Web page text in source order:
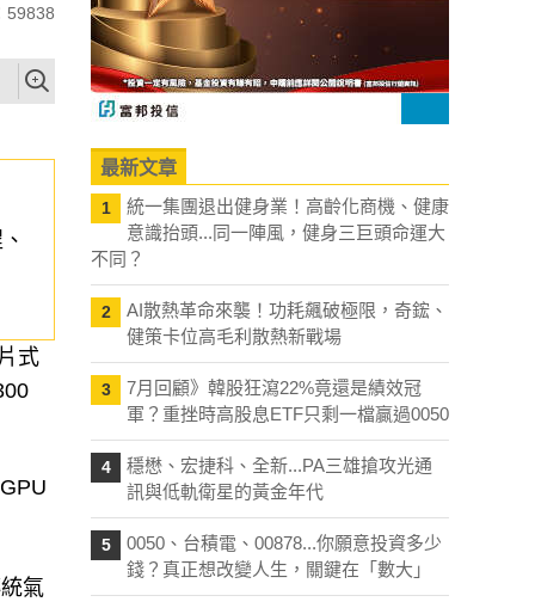
59838
式
氣
最新文章
1
統一集團退出健身業！高齡化商機、健康
意識抬頭...同一陣風，健身三巨頭命運大
不同？
2
AI散熱革命來襲！功耗飆破極限，奇鋐、
健策卡位高毛利散熱新戰場
3
7月回顧》韓股狂瀉22%竟還是績效冠
軍？重挫時高股息ETF只剩一檔贏過0050
4
穩懋、宏捷科、全新...PA三雄搶攻光通
訊與低軌衛星的黃金年代
5
0050、台積電、00878...你願意投資多少
錢？真正想改變人生，關鍵在「數大」